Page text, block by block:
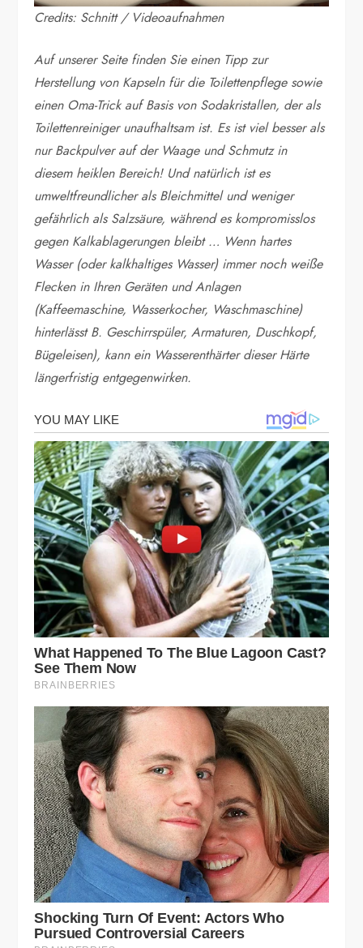
Credits: Schnitt / Videoaufnahmen
Auf unserer Seite finden Sie einen Tipp zur
Herstellung von Kapseln für die Toilettenpflege sowie
einen Oma-Trick auf Basis von Sodakristallen, der als
Toilettenreiniger unaufhaltsam ist. Es ist viel besser als
nur Backpulver auf der Waage und Schmutz in
diesem heiklen Bereich! Und natürlich ist es
umweltfreundlicher als Bleichmittel und weniger
gefährlich als Salzsäure, während es kompromisslos
gegen Kalkablagerungen bleibt … Wenn hartes
Wasser (oder kalkhaltiges Wasser) immer noch weiße
Flecken in Ihren Geräten und Anlagen
(Kaffeemaschine, Wasserkocher, Waschmaschine)
hinterlässt B. Geschirrspüler, Armaturen, Duschkopf,
Bügeleisen), kann ein Wasserenthärter dieser Härte
längerfristig entgegenwirken.